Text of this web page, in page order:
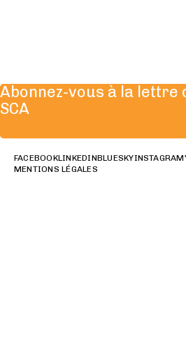
Abonnez-vous à la lettre
SCA
FACEBOOKLINKEDINBLUESKYINSTAGRAM
MENTIONS LÉGALES